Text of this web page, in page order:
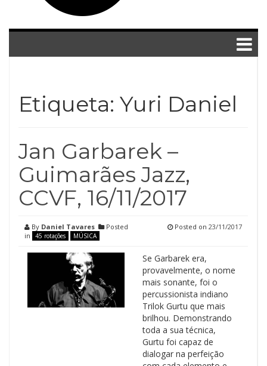
Etiqueta: Yuri Daniel
Jan Garbarek –
Guimarães Jazz,
CCVF, 16/11/2017
By Daniel Tavares
Posted
in
45 rotações MÚSICA
Posted on 23/11/2017
Se Garbarek era,
provavelmente, o nome
mais sonante, foi o
percussionista indiano
Trilok Gurtu que mais
brilhou. Demonstrando
toda a sua técnica,
Gurtu foi capaz de
dialogar na perfeição